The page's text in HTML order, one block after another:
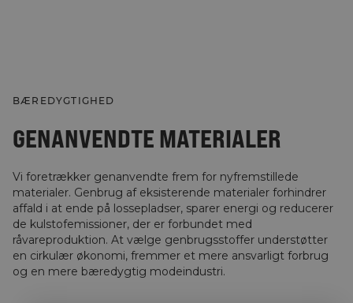
BÆREDYGTIGHED
GENANVENDTE MATERIALER
Vi foretrækker genanvendte frem for nyfremstillede
materialer. Genbrug af eksisterende materialer forhindrer
affald i at ende på lossepladser, sparer energi og reducerer
de kulstofemissioner, der er forbundet med
råvareproduktion. At vælge genbrugsstoffer understøtter
en cirkulær økonomi, fremmer et mere ansvarligt forbrug
og en mere bæredygtig modeindustri.